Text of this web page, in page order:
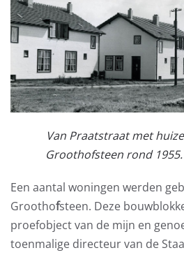
Van Praatstraat met
Groothofsteen rond 1955.
Een aantal woningen werden
Groothofsteen. Deze
proefobject van de mijn en
toenmalige directeur van de